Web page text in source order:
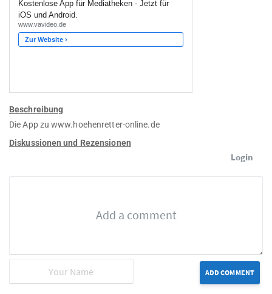
Beschreibung
Die App zu www.hoehenretter-online.de
Diskussionen und Rezensionen
Login
ADD COMMENT